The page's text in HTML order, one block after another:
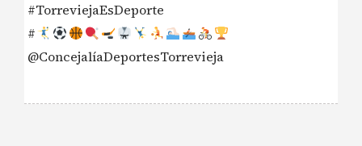
#TorreviejaEsDeporte
#
@ConcejalíaDeportesTorrevieja